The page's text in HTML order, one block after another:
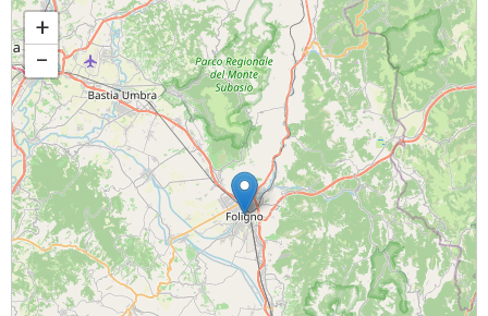
Fratelli tutti: preghiera ecumenica diocesana
+
−